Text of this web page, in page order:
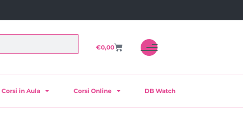
€0,00
Corsi in Aula Corsi Online DB Watch